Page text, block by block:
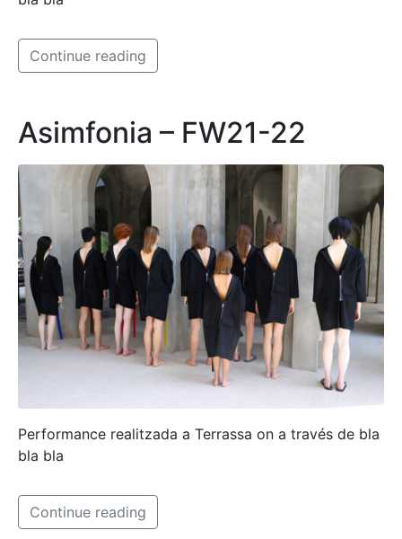
Continue reading
Asimfonia – FW21-22
Performance realitzada a Terrassa on a través de bla
bla bla
Continue reading